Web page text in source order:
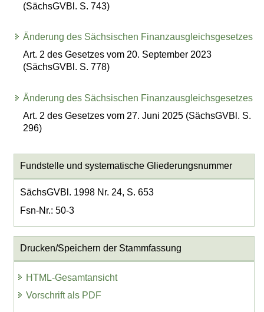
(SächsGVBl. S. 743)
Änderung des Sächsischen Finanzausgleichsgesetzes
Art. 2 des Gesetzes vom 20. September 2023
(SächsGVBl. S. 778)
Änderung des Sächsischen Finanzausgleichsgesetzes
Art. 2 des Gesetzes vom 27. Juni 2025 (SächsGVBl. S.
296)
Fundstelle und systematische Gliederungsnummer
SächsGVBl. 1998 Nr. 24, S. 653
Fsn-Nr.: 50-3
Drucken/Speichern der Stammfassung
HTML-Gesamtansicht
Vorschrift als PDF